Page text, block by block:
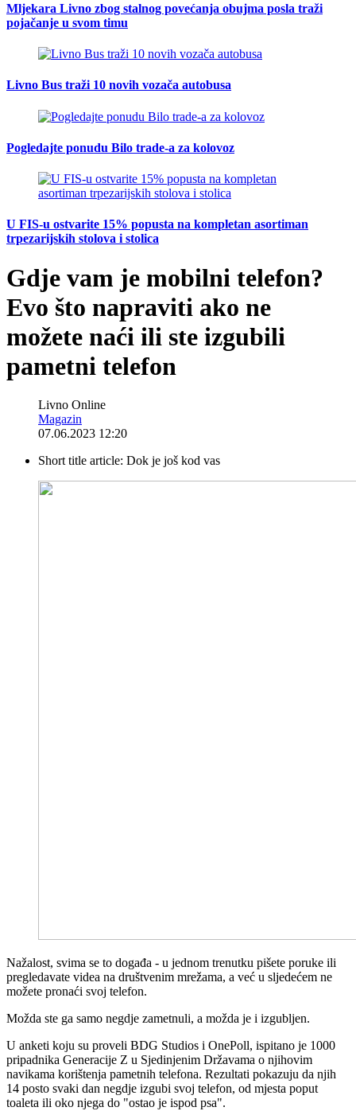
Mljekara Livno zbog stalnog povećanja obujma posla traži
pojačanje u svom timu
Livno Bus traži 10 novih vozača autobusa
Pogledajte ponudu Bilo trade-a za kolovoz
U FIS-u ostvarite 15% popusta na kompletan asortiman
trpezarijskih stolova i stolica
Gdje vam je mobilni telefon?
Evo što napraviti ako ne
možete naći ili ste izgubili
pametni telefon
Livno Online
Magazin
07.06.2023 12:20
Short title article: Dok je još kod vas
Nažalost, svima se to događa - u jednom trenutku pišete poruke ili
pregledavate videa na društvenim mrežama, a već u sljedećem ne
možete pronaći svoj telefon.
Možda ste ga samo negdje zametnuli, a možda je i izgubljen.
U anketi koju su proveli BDG Studios i OnePoll, ispitano je 1000
pripadnika Generacije Z u Sjedinjenim Državama o njihovim
navikama korištenja pametnih telefona. Rezultati pokazuju da njih
14 posto svaki dan negdje izgubi svoj telefon, od mjesta poput
toaleta ili oko njega do "ostao je ispod psa".